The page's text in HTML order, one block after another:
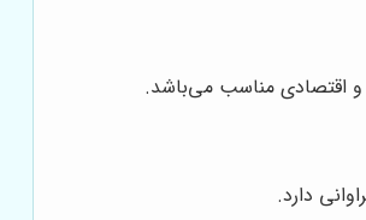
اقتصادی مناسب می‌باشد.